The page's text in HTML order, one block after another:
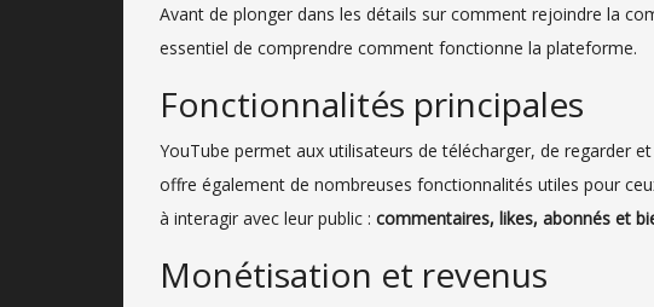
Avant de plonger dans les détails sur comment rejoindre la
essentiel de comprendre comment fonctionne la plateforme.
Fonctionnalités principales
YouTube permet aux utilisateurs de télécharger, de regarder
offre également de nombreuses fonctionnalités utiles pour
à interagir avec leur public : commentaires, likes, abonnés et
Monétisation et revenus